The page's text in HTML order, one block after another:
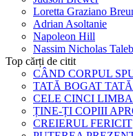
Loretta Graziano
Adrian Asoltanie
Napoleon Hill
Nassim Nicholas Taleb
Top cărți de citit
CÂND CORPUL
TATĂ BOGAT
CELE CINCI
ȚINE-ȚI COPIII
CREIERUL FERICIT